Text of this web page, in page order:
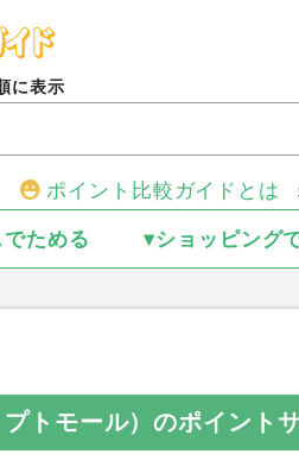
に表示
ポイント比較ガイドとは
ためる ▾ショッピング
トモール）のポイント